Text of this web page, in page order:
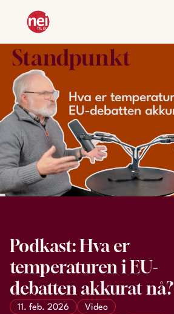
Podkast: Hva er
temperaturen i EU-
debatten akkurat nå?
11. feb. 2026
Video